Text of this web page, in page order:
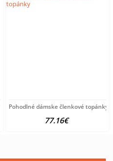
Pohodlné dámske členkové topánky
77.16€